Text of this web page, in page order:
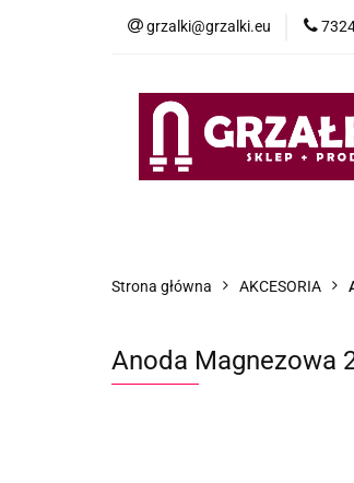
grzalki@grzalki.eu
Strona główna AKCESORIA
Anoda Magnezowa